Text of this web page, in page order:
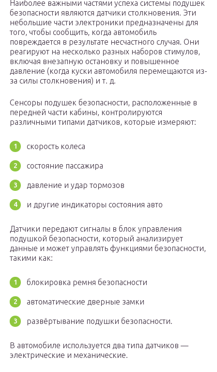
Наиболее важными частями успеха системы подушек
безопасности являются датчики столкновения. Эти
небольшие части электроники предназначены для
того, чтобы сообщить, когда автомобиль
повреждается в результате несчастного случая. Они
реагируют на несколько разных наборов стимулов,
включая внезапную остановку и повышенное
давление (когда куски автомобиля перемещаются из-
за силы столкновения) и т. д.
Сенсоры подушек безопасности, расположенные в
передней части кабины, контролируются
различными типами датчиков, которые измеряют:
скорость колеса
состояние пассажира
давление и удар тормозов
и другие индикаторы состояния авто
Датчики передают сигналы в блок управления
подушкой безопасности, который анализирует
данные и может управлять функциями безопасности,
такими как:
блокировка ремня безопасности
автоматические дверные замки
развёртывание подушки безопасности.
В автомобиле используется два типа датчиков —
электрические и механические.